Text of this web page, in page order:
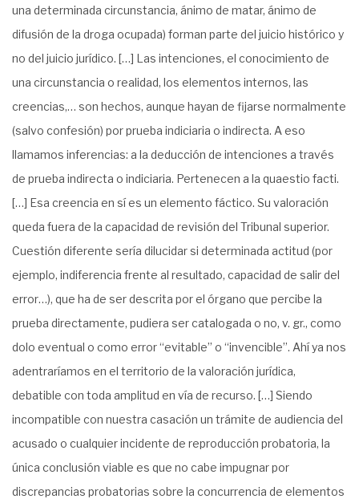
una determinada circunstancia, ánimo de matar, ánimo de
difusión de la droga ocupada) forman parte del juicio histórico y
no del juicio jurídico. […] Las intenciones, el conocimiento de
una circunstancia o realidad, los elementos internos, las
creencias,… son hechos, aunque hayan de fijarse normalmente
(salvo confesión) por prueba indiciaria o indirecta. A eso
llamamos inferencias: a la deducción de intenciones a través
de prueba indirecta o indiciaria. Pertenecen a la quaestio facti.
[…] Esa creencia en sí es un elemento fáctico. Su valoración
queda fuera de la capacidad de revisión del Tribunal superior.
Cuestión diferente sería dilucidar si determinada actitud (por
ejemplo, indiferencia frente al resultado, capacidad de salir del
error…), que ha de ser descrita por el órgano que percibe la
prueba directamente, pudiera ser catalogada o no, v. gr., como
dolo eventual o como error “evitable” o “invencible”. Ahí ya nos
adentraríamos en el territorio de la valoración jurídica,
debatible con toda amplitud en vía de recurso. […] Siendo
incompatible con nuestra casación un trámite de audiencia del
acusado o cualquier incidente de reproducción probatoria, la
única conclusión viable es que no cabe impugnar por
discrepancias probatorias sobre la concurrencia de elementos